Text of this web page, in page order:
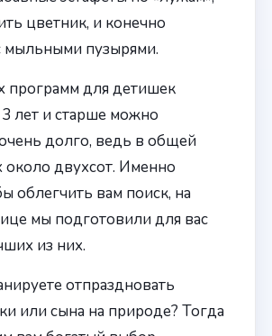
цветник, и конечно
мыльными пузырями.
программ для детишек
лет и старше можно
долго, ведь в общей
около двухсот. Именно
облегчить вам поиск, на
мы подготовили для вас
из них.
отпраздновать
или сына на природе? Тогда